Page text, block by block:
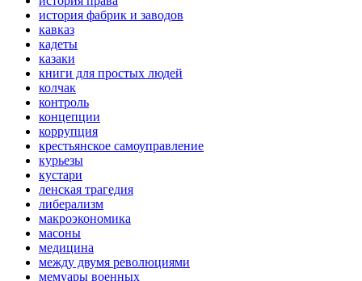
история фабрик и заводов
кавказ
кадеты
казаки
книги для простых людей
колчак
контроль
концепции
коррупция
крестьянское самоуправление
курьезы
кустари
ленская трагедия
либерализм
макроэкономика
масоны
медицина
между двумя революциями
мемуары военных